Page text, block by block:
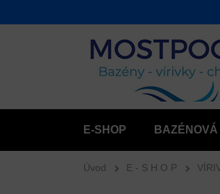
E-SHOP
Úvod E - S H O P